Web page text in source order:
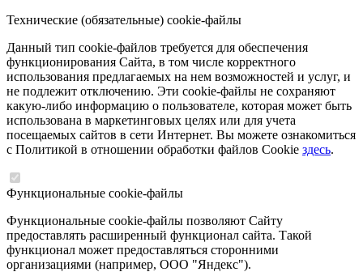
Технические (обязательные) cookie-файлы
Данный тип cookie-файлов требуется для обеспечения
функционирования Сайта, в том числе корректного
использования предлагаемых на нем возможностей и услуг, и
не подлежит отключению. Эти cookie-файлы не сохраняют
какую-либо информацию о пользователе, которая может быть
использована в маркетинговых целях или для учета
посещаемых сайтов в сети Интернет. Вы можете ознакомиться
с Политикой в отношении обработки файлов Cookie здесь.
Функциональные cookie-файлы
Функциональные cookie-файлы позволяют Сайту
предоставлять расширенный функционал сайта. Такой
функционал может предоставляться сторонними
организациями (например, ООО "Яндекс").